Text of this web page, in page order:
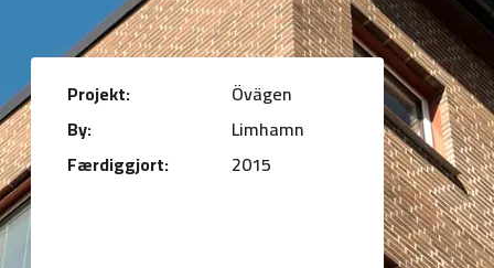
Projekt:
Övägen
By:
Limhamn
Færdiggjort:
2015